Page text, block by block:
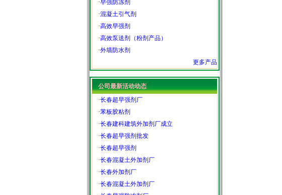
·早强防冻剂
·混凝土引气剂
·高效早强剂
·高效泵送剂（粉剂产品）
·外墙防水剂
更多产品
公司最新活动动态
·长春超早强剂厂
·苯板胶粘剂
·长春建科建筑外加剂厂成立
·长春超早强剂批发
·长春超早强剂
·长春混凝土外加剂厂
·长春外加剂厂
·长春混凝土外加剂厂